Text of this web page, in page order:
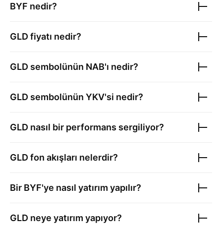
BYF nedir?
GLD fiyatı nedir?
GLD sembolünün NAB'ı nedir?
GLD sembolünün YKV'si nedir?
GLD nasıl bir performans sergiliyor?
GLD fon akışları nelerdir?
Bir BYF'ye nasıl yatırım yapılır?
GLD neye yatırım yapıyor?